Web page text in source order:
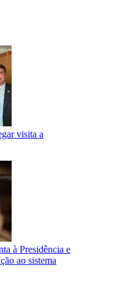
visita a
à Presidência e
ao sistema